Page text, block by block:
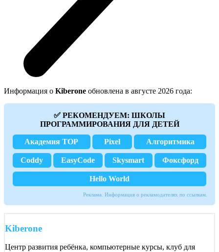
Информация о Kiberone обновлена в августе 2026 года:
✅ РЕКОМЕНДУЕМ: ШКОЛЫ
ПРОГРАММИРОВАНИЯ ДЛЯ ДЕТЕЙ
Академия TOP Pixel Алгоритмика
Coddy EasyCode Skysmart Фоксфорд
Hello World
Реклама. Информация о рекламодателях по ссылкам.
Kiberone
Центр развития ребёнка, компьютерные курсы, клуб для